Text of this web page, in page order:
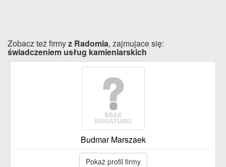
Zobacz też firmyz Radomia, zajmujace się:
świadczeniem usług kamieniarskich
Budmar Marszaek
Pokaż profil firmy